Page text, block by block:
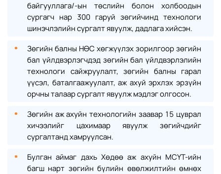
байгууллага/-ын төслийн болон холбоодын
сургагч нар 300 гаруй зөгийчинд технологи
шинэчлэлийн сургалт явуулж, дадлага хийсэн.
Зөгийн балны НӨС хөгжүүлэх зорилгоор зөгийн
бал үйлдвэрлэгчдэд зөгийн бал үйлдвэрлэлийн
технологи сайжруулалт, зөгийн балны гарал
үүсэл, баталгаажуулалт, аж ахуй эрхлэх эрзүйн
орчны талаар сургалт явуулж мэдлэг олгосон.
Зөгийн аж ахуйн технологийн заавар 15 цуврал
хичээлийг цахимаар явуулж зөгийчдийг
сургалтанд хамруулсан.
Булган аймаг дахь Хөдөө аж ахуйн МСҮТ-ийн
багш нарт зөгийн бүлийн өвөлжилтийн өмнөх